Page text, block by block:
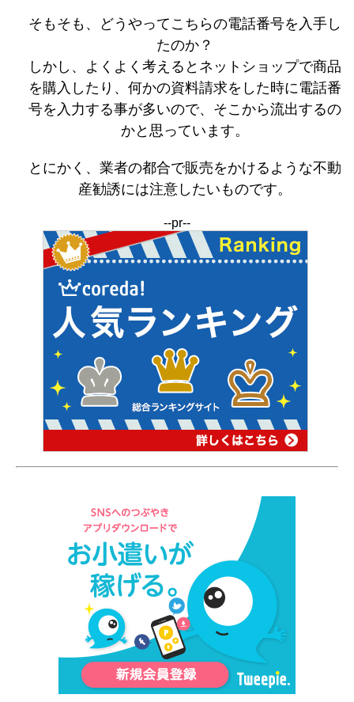
そもそも、どうやってこちらの電話番号を入手し
たのか？
しかし、よくよく考えるとネットショップで商品
を購入したり、何かの資料請求をした時に電話番
号を入力する事が多いので、そこから流出するの
かと思っています。
とにかく、業者の都合で販売をかけるような不動
産勧誘には注意したいものです。
--pr--